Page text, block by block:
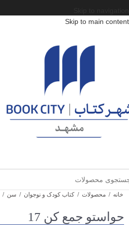
Skip to main content
خانه / محصولات / کتاب کودک و نوجوان / سن /
حواستو جمع کن 17